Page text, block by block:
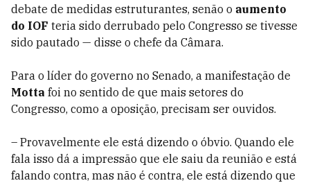
debate de medidas estruturantes, senão o aumento
do IOF teria sido derrubado pelo Congresso se tivesse
sido pautado — disse o chefe da Câmara.
Para o líder do governo no Senado, a manifestação de
Motta foi no sentido de que mais setores do
Congresso, como a oposição, precisam ser ouvidos.
– Provavelmente ele está dizendo o óbvio. Quando ele
fala isso dá a impressão que ele saiu da reunião e está
falando contra, mas não é contra, ele está dizendo que